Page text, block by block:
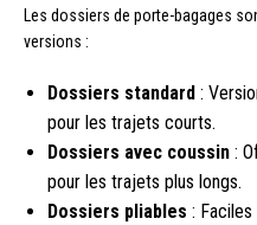
Les dossiers de porte-bagages
versions :
Dossiers standard :
pour les trajets courts.
Dossiers avec coussin :
pour les trajets plus longs.
Dossiers pliables :